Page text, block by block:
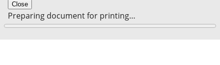
Close
Preparing document for printing…